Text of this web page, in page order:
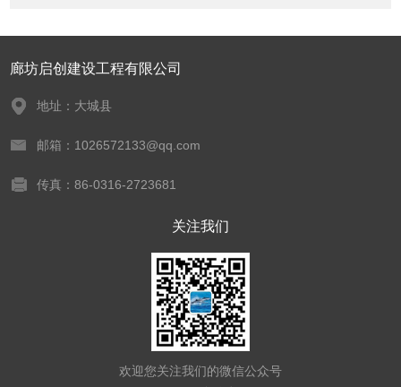
廊坊启创建设工程有限公司
地址：大城县
邮箱：1026572133@qq.com
传真：86-0316-2723681
关注我们
欢迎您关注我们的微信公众号